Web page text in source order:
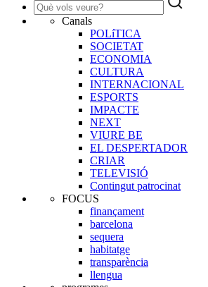
Canals
POLíTICA
SOCIETAT
ECONOMIA
CULTURA
INTERNACIONAL
ESPORTS
IMPACTE
NEXT
VIURE BE
EL DESPERTADOR
CRIAR
TELEVISIÓ
Contingut patrocinat
FOCUS
finançament
barcelona
sequera
habitatge
transparència
llengua